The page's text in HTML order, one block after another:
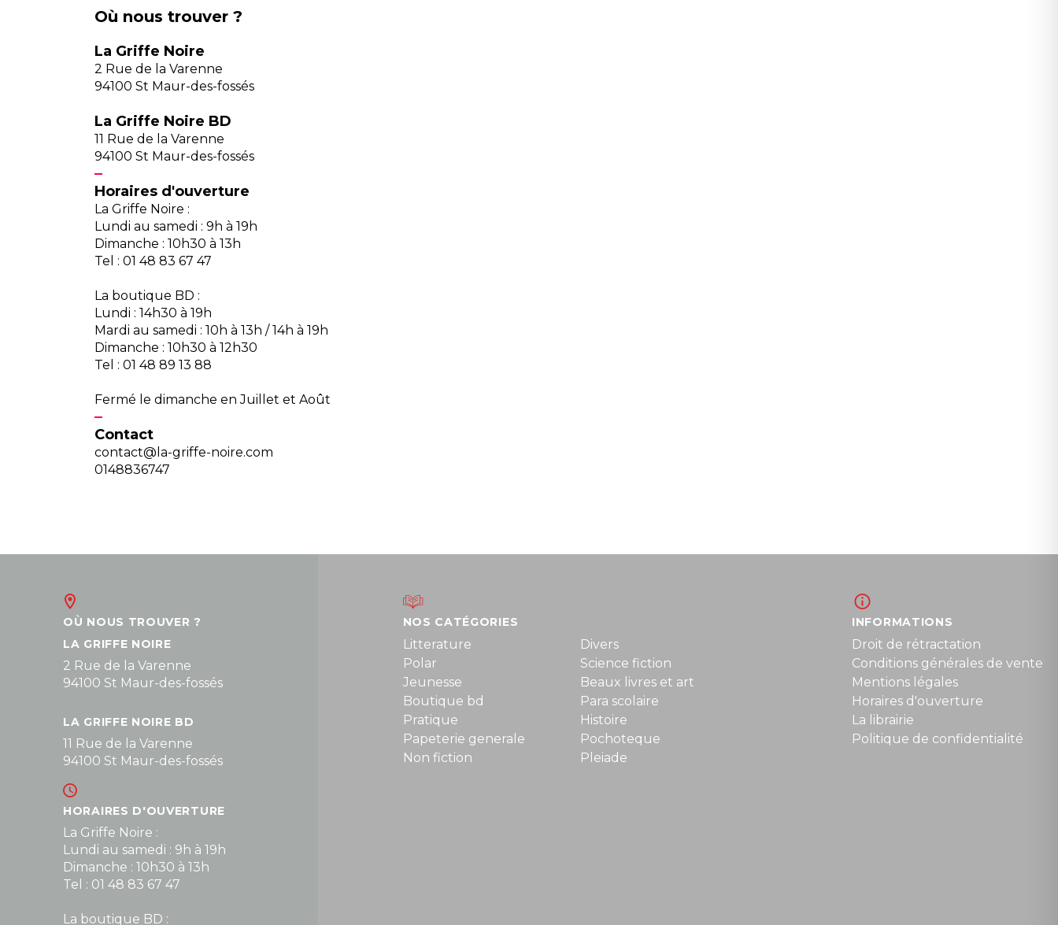
Où nous trouver ?
La Griffe Noire
2 Rue de la Varenne
94100 St Maur-des-fossés
La Griffe Noire BD
11 Rue de la Varenne
94100 St Maur-des-fossés
Horaires d'ouverture
La Griffe Noire :
Lundi au samedi : 9h à 19h
Dimanche : 10h30 à 13h
Tel : 01 48 83 67 47
La boutique BD :
Lundi : 14h30 à 19h
Mardi au samedi : 10h à 13h / 14h à 19h
Dimanche : 10h30 à 12h30
Tel : 01 48 89 13 88
Fermé le dimanche en Juillet et Août
Contact
contact@la-griffe-noire.com
0148836747
OÙ NOUS TROUVER ?
LA GRIFFE NOIRE
2 Rue de la Varenne
94100 St Maur-des-fossés
LA GRIFFE NOIRE BD
11 Rue de la Varenne
94100 St Maur-des-fossés
HORAIRES D'OUVERTURE
La Griffe Noire :
Lundi au samedi : 9h à 19h
Dimanche : 10h30 à 13h
Tel : 01 48 83 67 47
La boutique BD :
NOS CATÉGORIES
Litterature
Polar
Jeunesse
Boutique bd
Pratique
Papeterie generale
Non fiction
Divers
Science fiction
Beaux livres et art
Para scolaire
Histoire
Pochoteque
Pleiade
INFORMATIONS
Droit de rétractation
Conditions générales de vente
Mentions légales
Horaires d'ouverture
La librairie
Politique de confidentialité